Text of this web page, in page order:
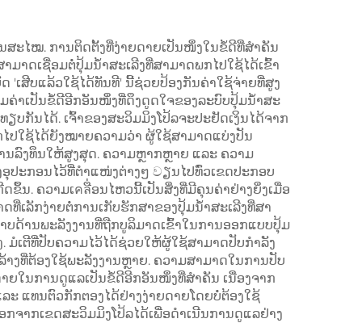
ສະໄໝ. ການຕິດຕັ້ງທີ່ງ່າຍດາຍເປັນໜຶ່ງໃນຂໍ້ດີທີ່ສຳຄັນ
າດເຊື່ອມຕໍ່ປຸ້ມນ້ຳສະເລີງທີ່ສາມາດພກໄປໃຊ້ໄດ້ເຂົ້າ
'ເສີບແລ້ວໃຊ້ໄດ້ທັນທີ' ນີ້ຊ່ວຍປ້ອງກັນຄ່າໃຊ້ຈ່າຍທີ່ສູງ
ຄ່າເປັນຂໍ້ດີອີກອັນໜຶ່ງທີ່ດຶງດູດໃຈຂອງລະບົບປຸ້ມນ້ຳສະ
ບກັນໄດ້. ເຈົ້າຂອງສະວິມມິງໂປ້ລຈະປະຢັດເງິນໄດ້ຈາກ
ປໃຊ້ໄດ້ຍັງໝາຍຄວາມວ່າ ຜູ້ໃຊ້ສາມາດແບ່ງປັນ
ນລົງທຶນໃຫ້ສູງສຸດ. ຄວາມຫຼາກຫຼາຍ ແລະ ຄວາມ
ປະກອນໄວ້ທີ່ຕຳແໜ່ງຕ່າງໆ වຽນໄປທົ່ວເຂດປະກອບ
ນ. ຄວາມເคลື່ອນໄຫວນີ້ເປັນສິ່ງທີ່ມີຄຸນຄ່າຢ່າງຍິ່ງເມື່ອ
ເລັກງ່າຍຕໍ່ການເກັບຮັກສາຂອງປຸ້ມນ້ຳສະເລີງທີ່ສາ
ດ້ານພະລັງງານທີ່ຖືກບູລິມາດເຂົ້າໃນການອອກແບບປຸ້ມ
ເຕີທີ່ປັບຄວາມໄວ້ໄດ້ຊ່ວຍໃຫ້ຜູ້ໃຊ້ສາມາດປັບກຳລັງ
ງທີ່ຕ້ອງໃຊ້ພະລັງງານຫຼາຍ. ຄວາມສາມາດໃນການປັບ
ຍໃນການດູແລເປັນຂໍ້ດີອີກອັນໜຶ່ງທີ່ສຳຄັນ ເນື່ອງຈາກ
ະ ແທນຕົວກັກຕອງໄດ້ຢ່າງງ່າຍດາຍໂດຍບໍ່ຕ້ອງໃຊ້
າກເຂດສະວິມມິງໂປ້ລໄດ້ເພື່ອດຳເນີນການດູແລຢ່າງ